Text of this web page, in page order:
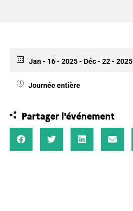
Jan - 16 - 2025- Déc - 22 - 2025
Journée entière
Partager l'événement